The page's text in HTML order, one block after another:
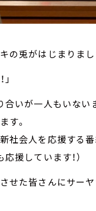
の兎がはじまりまし
合いが一人もいない
す。
社会人を応援する番
援しています！）
せた皆さんにサー